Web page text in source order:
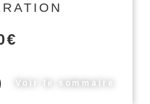
€
Voir le sommaire